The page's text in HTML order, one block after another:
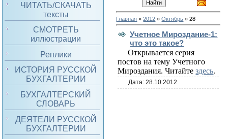
ЧИТАТЬ/СКАЧАТЬ
тексты
СМОТРЕТЬ
иллюстрации
Реплики
ИСТОРИЯ РУССКОЙ
БУХГАЛТЕРИИ
БУХГАЛТЕРСКИЙ
СЛОВАРЬ
ДЕЯТЕЛИ РУССКОЙ
БУХГАЛТЕРИИ
Главная »2012 » Октябрь » 28
Учетное Мироздание-1:
что это такое?
Открывается серия
постов на тему Учетного
Мироздания. Читайтездесь.
Дата:28.10.2012